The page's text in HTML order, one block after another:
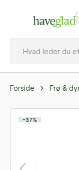
Forside Frø &
-37%